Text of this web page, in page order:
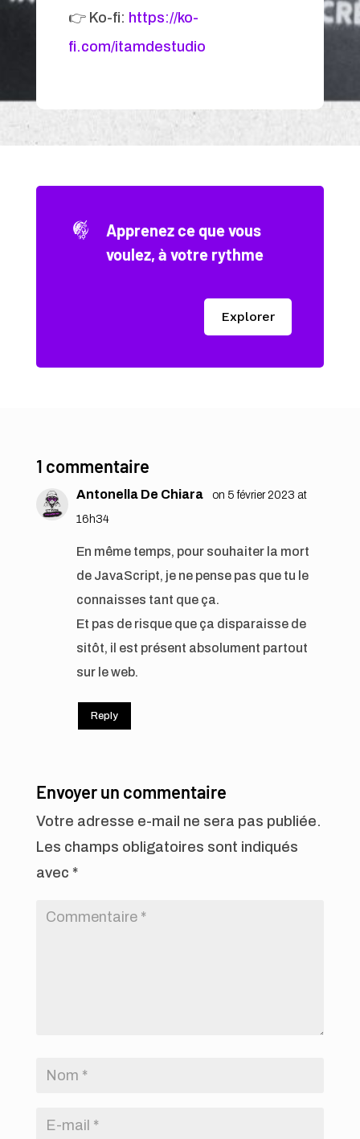
👉 Ko-fi: https://ko-
fi.com/itamdestudio
Apprenez ce que vous
voulez, à votre rythme
Explorer
1 commentaire
Antonella De Chiara
on 5 février 2023 at
16h34
En même temps, pour souhaiter la mort
de JavaScript, je ne pense pas que tu le
connaisses tant que ça.
Et pas de risque que ça disparaisse de
sitôt, il est présent absolument partout
sur le web.
Reply
Envoyer un commentaire
Votre adresse e-mail ne sera pas publiée.
Les champs obligatoires sont indiqués
avec *